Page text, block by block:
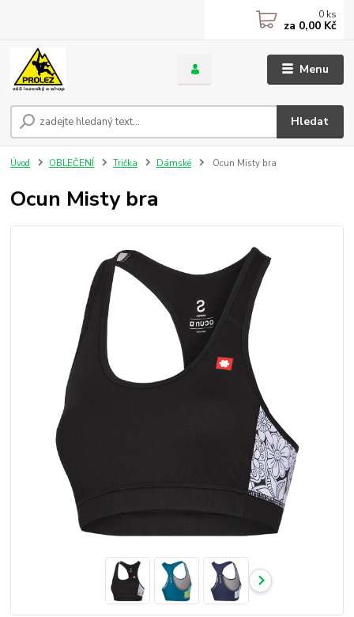
Menu
Hledat
0 ks
za 0,00 Kč
Úvod OBLEČENÍ Trička Dámské Ocun Misty bra
Ocun Misty bra